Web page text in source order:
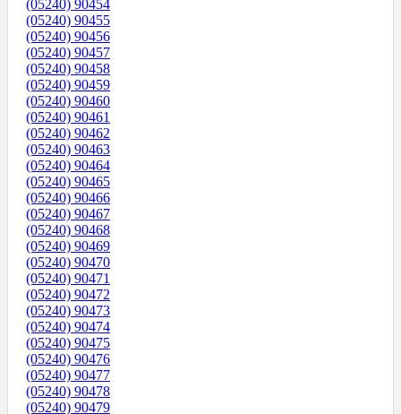
(05240) 90454
(05240) 90455
(05240) 90456
(05240) 90457
(05240) 90458
(05240) 90459
(05240) 90460
(05240) 90461
(05240) 90462
(05240) 90463
(05240) 90464
(05240) 90465
(05240) 90466
(05240) 90467
(05240) 90468
(05240) 90469
(05240) 90470
(05240) 90471
(05240) 90472
(05240) 90473
(05240) 90474
(05240) 90475
(05240) 90476
(05240) 90477
(05240) 90478
(05240) 90479